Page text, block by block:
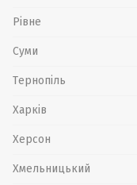
Рівне
Суми
Тернопіль
Харків
Херсон
Хмельницький